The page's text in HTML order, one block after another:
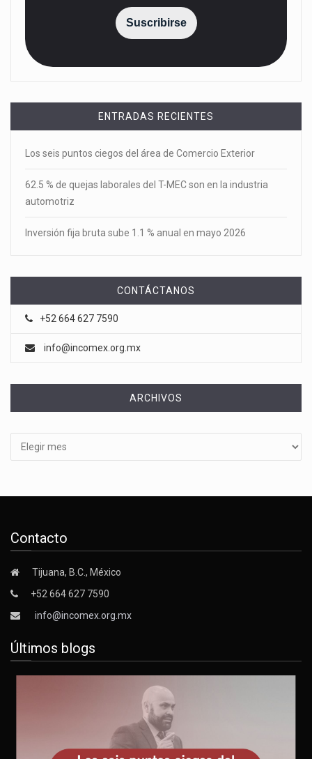
Suscribirse
ENTRADAS RECIENTES
Los seis puntos ciegos del área de Comercio Exterior
62.5 % de quejas laborales del T-MEC son en la industria
automotriz
Inversión fija bruta sube 1.1 % anual en mayo 2026
CONTÁCTANOS
+52 664 627 7590
info@incomex.org.mx
ARCHIVOS
Contacto
Tijuana, B.C., México
+52 664 627 7590
info@incomex.org.mx
Últimos blogs